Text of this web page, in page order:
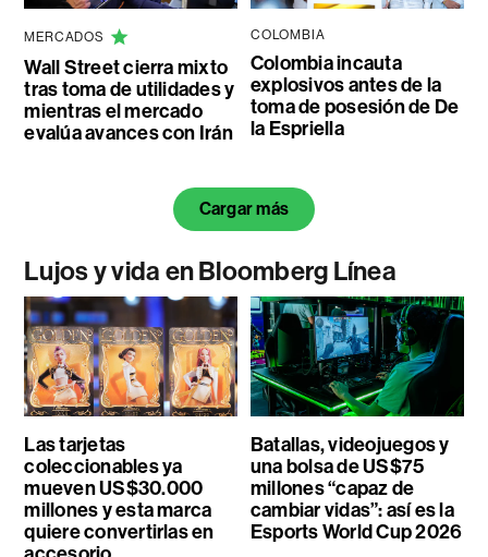
MERCADOS
Wall Street cierra mixto
tras toma de utilidades y
mientras el mercado
evalúa avances con Irán
COLOMBIA
Colombia incauta
explosivos antes de la
toma de posesión de De
la Espriella
Cargar más
Lujos y vida en Bloomberg Línea
Las tarjetas
coleccionables ya
mueven US$30.000
millones y esta marca
quiere convertirlas en
Batallas, videojuegos y
una bolsa de US$75
millones “capaz de
cambiar vidas”: así es la
Esports World Cup 2026